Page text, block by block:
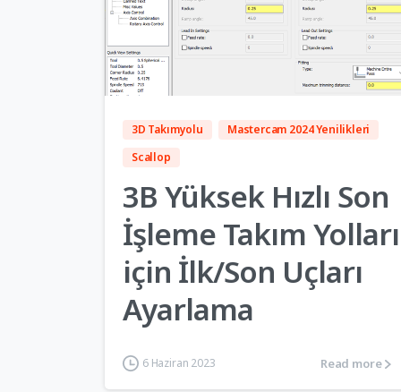
3D Takımyolu
Mastercam 2024 Yenilikleri
Scallop
3B Yüksek Hızlı Son
İşleme Takım Yolları
için İlk/Son Uçları
Ayarlama
6 Haziran 2023 Read more